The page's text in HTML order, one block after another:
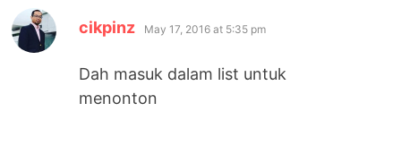
cikpinz says:
May 17, 2016 at 5:35 pm
Dah masuk dalam list untuk
menonton